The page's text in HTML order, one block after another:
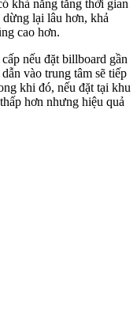
khả năng tăng thời gian
lại lâu hơn, khả
cao hơn.
nếu đặt billboard gần
vào trung tâm sẽ tiếp
khi đó, nếu đặt tại khu
hơn nhưng hiệu quả